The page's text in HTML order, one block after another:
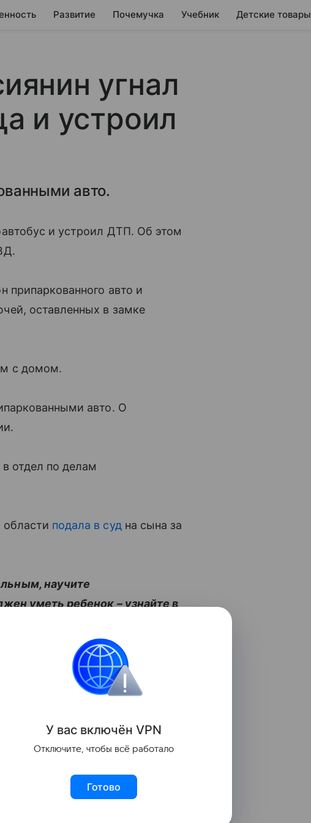
Развитие Почемучка Учебник Детские товары
угнал
и устроил
авто.
и устроил ДТП. Об этом
припаркованного авто и
оставленных в замке
с домом.
авто. О
отдел по делам
подала в судна сына за
научите
уметь ребенок – узнайте в
У вас включён VPN
Отключите, чтобы всё работало
Готово